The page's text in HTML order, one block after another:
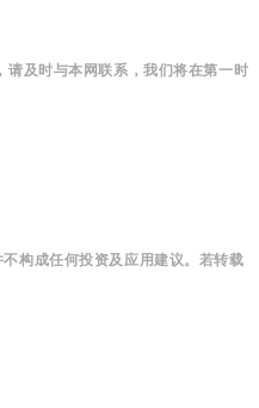
及时与本网联系，我们将在第一时
构成任何投资及应用建议。若转载